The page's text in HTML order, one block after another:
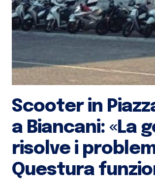
Scooter in
a Biancani: «La
risolve i
Questura